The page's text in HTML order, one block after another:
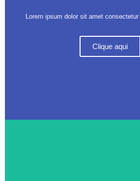
Lorem ipsum dolor sit amet
Clique aqui